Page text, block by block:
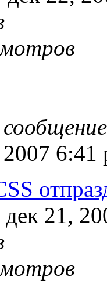
6:41
21,